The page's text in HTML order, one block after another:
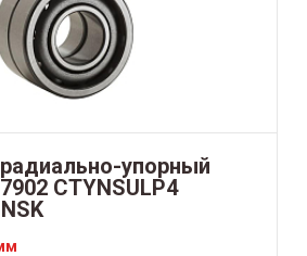
упорный
CTYNSULP4